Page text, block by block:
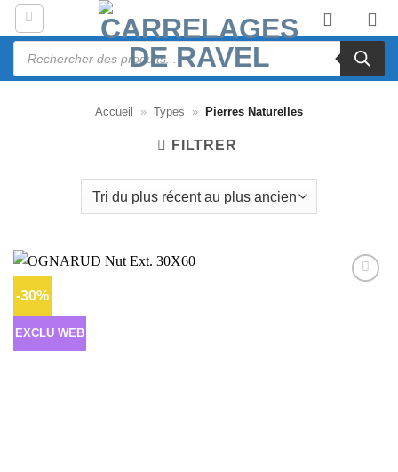
Passer
contenu
Recherche
Accueil » Types » Pierres Naturelles
FILTRER
-30%
EXCLU WEB